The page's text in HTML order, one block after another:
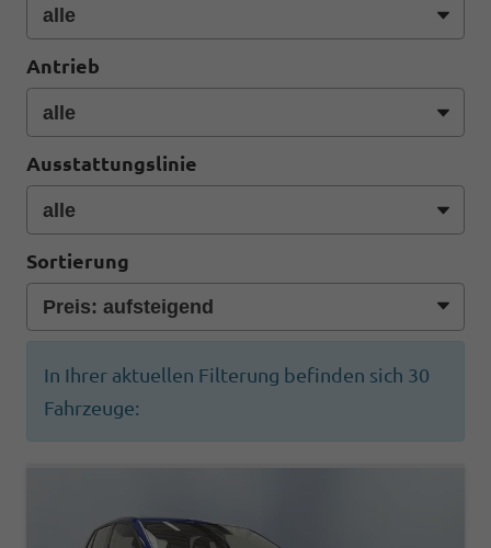
Antrieb
Ausstattungslinie
Sortierung
In Ihrer aktuellen Filterung befinden sich 30
Fahrzeuge: